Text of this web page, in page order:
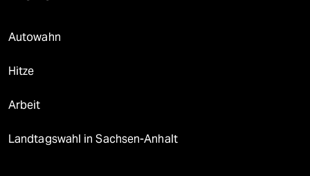
Autowahn
Hitze
Arbeit
Landtagswahl in Sachsen-Anhalt